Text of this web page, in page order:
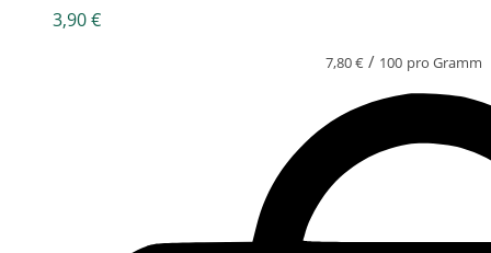
3,90€
7,80€ / 100 pro Gramm